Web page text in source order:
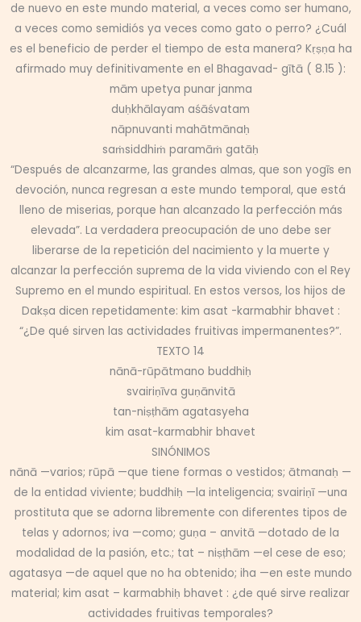
de nuevo en este mundo material, a veces como ser humano,
a veces como semidiós ya veces como gato o perro? ¿Cuál
es el beneficio de perder el tiempo de esta manera? Kṛṣṇa ha
afirmado muy definitivamente en el Bhagavad- gītā ( 8.15 ):
mām upetya punar janma
duḥkhālayam aśāśvatam
nāpnuvanti mahātmānaḥ
saṁsiddhiṁ paramāṁ gatāḥ
“Después de alcanzarme, las grandes almas, que son yogīs en
devoción, nunca regresan a este mundo temporal, que está
lleno de miserias, porque han alcanzado la perfección más
elevada”. La verdadera preocupación de uno debe ser
liberarse de la repetición del nacimiento y la muerte y
alcanzar la perfección suprema de la vida viviendo con el Rey
Supremo en el mundo espiritual. En estos versos, los hijos de
Dakṣa dicen repetidamente: kim asat -karmabhir bhavet :
“¿De qué sirven las actividades fruitivas impermanentes?”.
TEXTO 14
nānā-rūpātmano buddhiḥ
svairiṇīva guṇānvitā
tan-niṣṭhām agatasyeha
kim asat-karmabhir bhavet
SINÓNIMOS
nānā —varios; rūpā —que tiene formas o vestidos; ātmanaḥ —
de la entidad viviente; buddhiḥ —la inteligencia; svairiṇī —una
prostituta que se adorna libremente con diferentes tipos de
telas y adornos; iva —como; guṇa – anvitā —dotado de la
modalidad de la pasión, etc.; tat – niṣṭhām —el cese de eso;
agatasya —de aquel que no ha obtenido; iha —en este mundo
material; kim asat – karmabhiḥ bhavet : ¿de qué sirve realizar
actividades fruitivas temporales?